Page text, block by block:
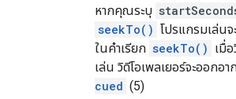
หากคุณระบุ
seekTo() โปรแกรมเล่นจ
ในคําเรียก seekTo() เมื่
เล่น วิดีโอเพลเยอร์จะออกอา
cued (5)